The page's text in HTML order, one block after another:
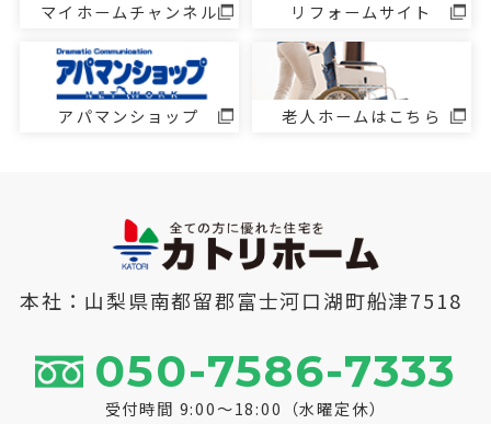
マイホームチャンネル リフォームサイト
アパマンショップ 老人ホームはこちら
本社：山梨県南都留郡富士河口湖町船津7518
050-7586-7333
受付時間 9:00～18:00（水曜定休）